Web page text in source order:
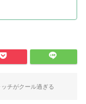
チがクール過ぎる